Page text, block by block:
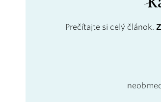
Prečítajte si celý článok.